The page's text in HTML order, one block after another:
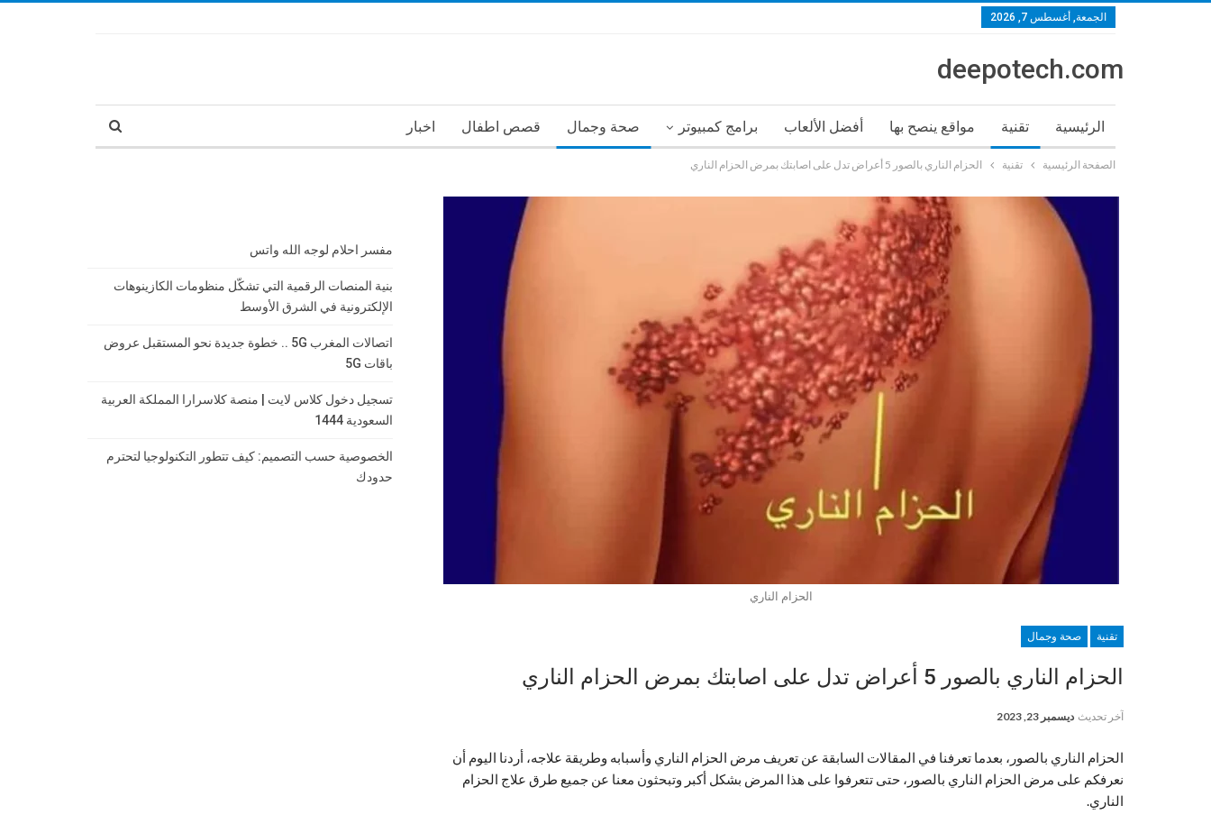
الجمعة, أغسطس 7, 2026
deepotech.com
الرئيسية تقنية مواقع ينصح بها أفضل الألعاب برامج كمبيوتر صحة وجمال قصص اطفال اخبار
الصفحة الرئيسية تقنية الحزام الناري بالصور 5 أعراض تدل على اصابتك بمرض الحزام الناري
الحزام الناري
تقنية صحة وجمال
الحزام الناري بالصور 5 أعراض تدل على اصابتك بمرض الحزام الناري
آخر تحديث ديسمبر 23, 2023
الحزام الناري بالصور، بعدما تعرفنا في المقالات السابقة عن تعريف مرض الحزام الناري وأسبابه وطريقة علاجه، أردنا اليوم أن
نعرفكم على مرض الحزام الناري بالصور، حتى تتعرفوا على هذا المرض بشكل أكبر وتبحثون معنا عن جميع طرق علاج الحزام
الناري.
مفسر احلام لوجه الله واتس
بنية المنصات الرقمية التي تشكّل منظومات الكازينوهات
الإلكترونية في الشرق الأوسط
اتصالات المغرب 5G .. خطوة جديدة نحو المستقبل عروض
باقات 5G
تسجيل دخول كلاس لايت | منصة كلاسرارا المملكة العربية
السعودية 1444
الخصوصية حسب التصميم: كيف تتطور التكنولوجيا لتحترم
حدودك